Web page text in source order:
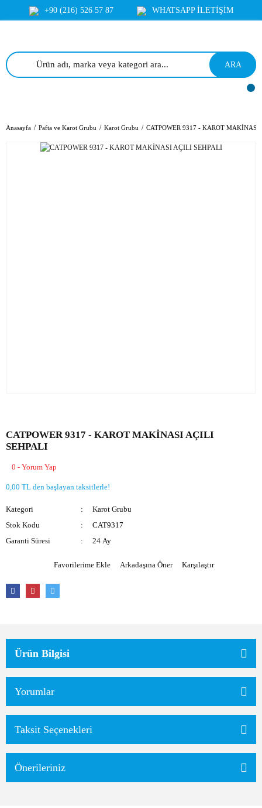
+90 (216) 526 57 87 WHATSAPP İLETİŞİM
ARA
Anasayfa Pafta ve Karot Grubu Karot Grubu CATPOWER 9317 - KAROT MAKİNASI
CATPOWER 9317 - KAROT MAKİNASI AÇILI
SEHPALI
0 - Yorum Yap
0,00 TL den başlayan taksitlerle!
Kategori
Karot Grubu
Stok Kodu
CAT9317
Garanti Süresi
24 Ay
Arkadaşına Öner Karşılaştır
Ürün Bilgisi
Yorumlar
Taksit Seçenekleri
Önerileriniz